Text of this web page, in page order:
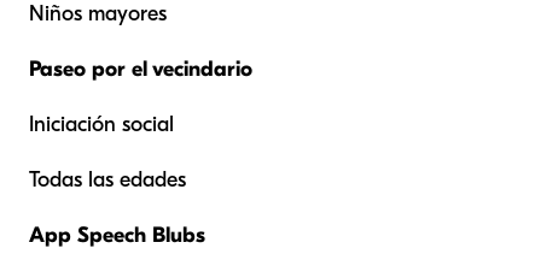
Niños mayores
Paseo por el vecindario
Iniciación social
Todas las edades
App Speech Blubs